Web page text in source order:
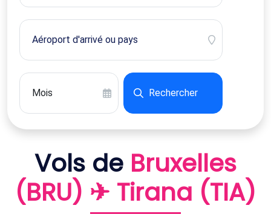
Rechercher
Vols de Bruxelles
(BRU) ✈ Tirana (TIA)